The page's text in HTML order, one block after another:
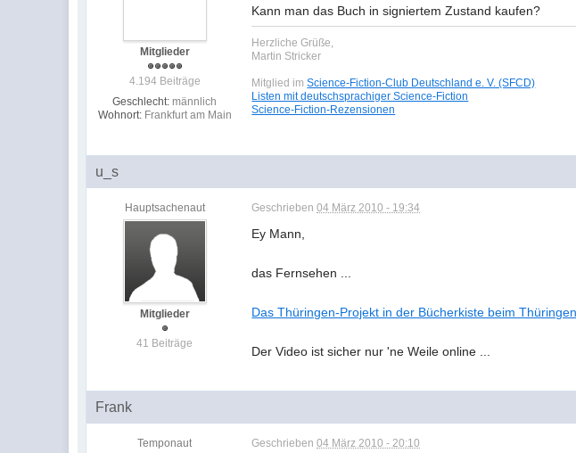
Mitglieder
4.194 Beiträge
Geschlecht: männlich
Wohnort: Frankfurt am Main
Kann man das Buch in signiertem Zustand kaufen?
Herzliche Grüße,
Martin Stricker
Mitglied imScience-Fiction-Club Deutschland e. V. (SFCD)
Listen mit deutschsprachiger Science-Fiction
Science-Fiction-Rezensionen
u_s
Hauptsachenaut
Mitglieder
41 Beiträge
Geschrieben04 März 2010 - 19:34
Ey Mann,
das Fernsehen ...
Das Thüringen-Projekt in der Bücherkiste beim
Der Video ist sicher nur 'ne Weile online ...
Frank
Temponaut Geschrieben04 März 2010 - 20:10